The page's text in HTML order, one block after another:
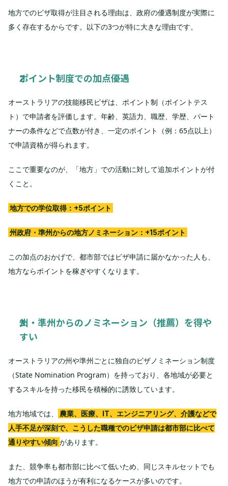
地方でのビザ取得が注目される理由は、政府の優遇制度が実際に
多く存在するからです。以下の3つが特に大きな理由です。
ポイント制度での加点優遇
オーストラリアの技能移民ビザは、ポイント制（ポイントテス
ト）で申請者を評価します。年齢、英語力、職歴、学歴、パート
ナーの条件などで点数が付き、一定のポイント（例：65点以上）
で申請資格が得られます。
ここで重要なのが、「地方」での活動に対して追加ポイントが付
くこと。
地方での学位取得：+5ポイント
州政府・準州からの地方ノミネーション：+15ポイント
この加点のおかげで、都市部ではビザ申請に届かなかった人も、
地方ならポイントを稼ぎやすくなります。
州・準州からのノミネーション（推薦）を得や
すい
オーストラリアの州や準州ごとに独自のビザノミネーション制度
（State Nomination Program）を持っており、各地域が必要と
するスキルを持った移民を積極的に誘致しています。
地方地域では、
農業、医療、IT、エンジニアリング、介護などで
人手不足が深刻で、こうした職種でのビザ申請は都市部に比べて
通りやすい傾向 があります。
また、競争率も都市部に比べて低いため、同じスキルセットでも
地方での申請のほうが有利になるケースが多いのです。